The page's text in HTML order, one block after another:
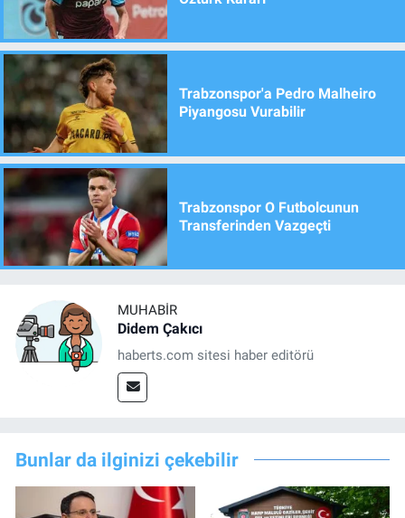
Trabzonspor'a Pedro Malheiro
Piyangosu Vurabilir
Trabzonspor O Futbolcunun
Transferinden Vazgeçti
MUHABIR
Didem Çakıcı
haberts.com sitesi haber editörü
Bunlar da ilginizi çekebilir